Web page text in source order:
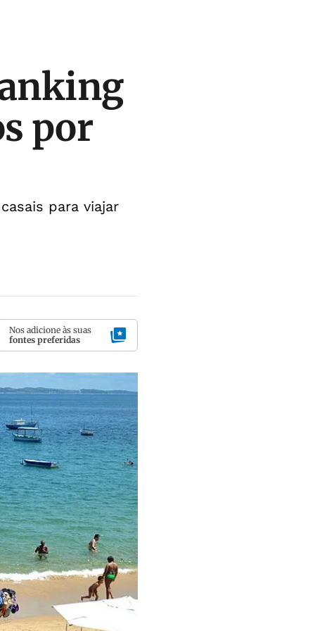
por
para viajar
Nos adicione às suas
fontes preferidas